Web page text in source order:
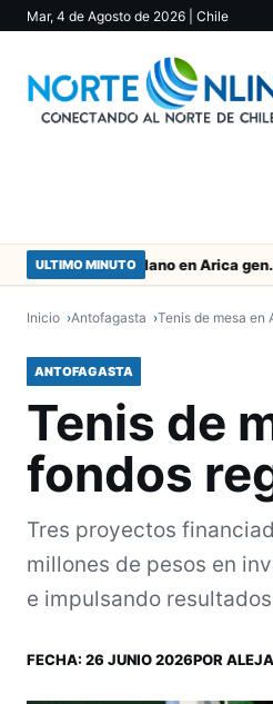
Mar, 4 de Agosto de 2026 | Chile
ULTIMO MINUTO Obras de Aguas del Altiplano en Arica generan puestos de trabajo
Inicio Antofagasta Tenis de mesa en
ANTOFAGASTA
Tenis de
fondos
Tres proyectos
millones de pesos en
e impulsando
FECHA: 26 JUNIO 2026POR